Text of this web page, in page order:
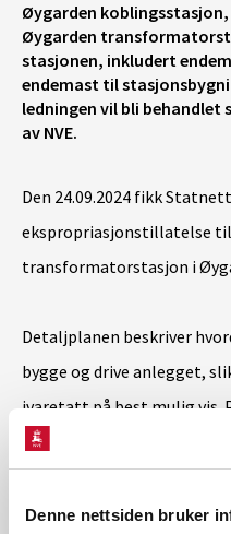
Denne nettsiden bruker
Øygarden
Øygarden
stasjonen, inkludert
endemast til
ledningen vil bli
av NVE.
Den 24.09.2024 fikk
ekspropriasjonstillatelse til
transformatorstasjon i
Detaljplanen beskriver
bygge og drive anlegget,
ivaretatt på best mulig vis.
kontakt med berørte
rettighetshavere